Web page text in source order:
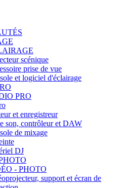
scénique
prise de vue
et logiciel d'éclairage
PRO
et enregistreur
son, contrôleur et DAW
de mixage
DJ
- PHOTO
support et écran de